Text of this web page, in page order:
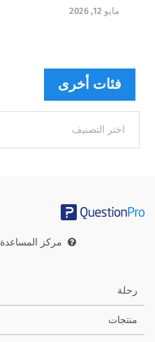
مايو 12, 2026
فئات أخرى
أخرى
مركز المساعدة
رحلة
منتجات